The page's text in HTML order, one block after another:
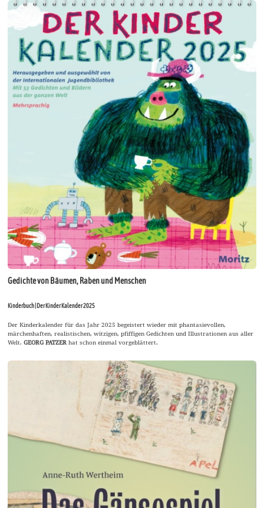
Gedichte von Bäumen, Raben und Menschen
Kinderbuch | Der Kinder Kalender 2025
Der Kinderkalender für das Jahr 2025 begeistert wieder mit phantasievollen,
märchenhaften, realistischen, witzigen, pfiffigen Gedichten und Illustrationen aus aller
Welt.GEORG PATZERhat schon einmal vorgeblättert.